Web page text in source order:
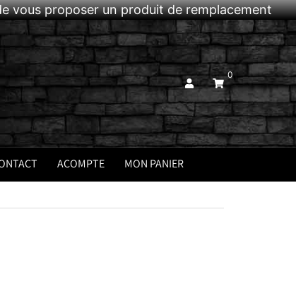
vous proposer un produit de remplacement
0
ACOMPTE MON PANIER